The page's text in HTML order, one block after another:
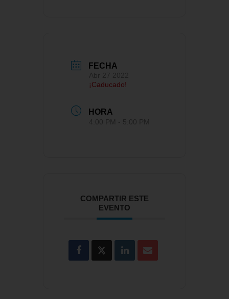
FECHA
¡Caducado!
HORA
COMPARTIR ESTE
EVENTO